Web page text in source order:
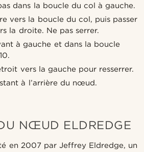
dans la boucle du col à gauche.
vers la boucle du col, puis passer
la droite. Ne pas serrer.
à gauche et dans la boucle
vers la gauche pour resserrer.
à l’arrière du nœud.
NŒUD ELDREDGE
en 2007 par Jeffrey Eldredge, un